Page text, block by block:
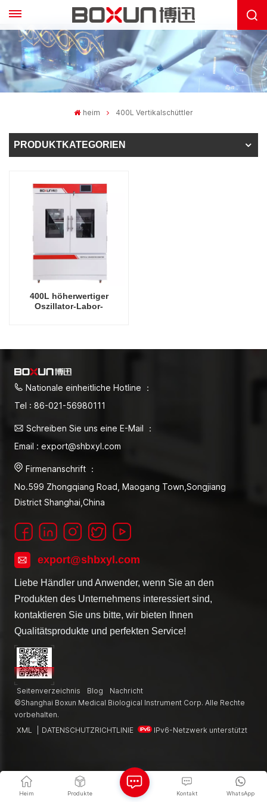
heim 400L Vertikalschüttler
PRODUKTKATEGORIEN
400L höherwertiger
Oszillator-Labor-
Nationale einheitliche Hotline ：
Tel : 86-021-56980111
Schreiben Sie uns eine E-Mail ：
Email : export@shbxyl.com
Firmenanschrift ：
No.599 Zhongqiang Road, Maogang Town,Songjiang
District Shanghai,China
export@shbxyl.com
Liebe Händler und Anwender, wenn Sie an den
Produkten des Unternehmens interessiert sind,
kontaktieren Sie uns bitte, wir bieten Ihnen
Qualitätsprodukte und perfekten Service!
Seitenverzeichnis Blog
Nachricht
©Shanghai Boxun Medical Biological Instrument Corp. Alle Rechte
vorbehalten.
XML
DATENSCHUTZRICHTLINIE IPv6-Netzwerk unterstützt
Heim Produkte WhatsApp
Kontakt